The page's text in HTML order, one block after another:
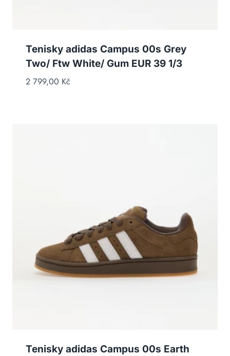
Tenisky adidas Campus 00s Grey
Two/ Ftw White/ Gum EUR 39 1/3
2 799,00 Kč
Tenisky adidas Campus 00s Earth